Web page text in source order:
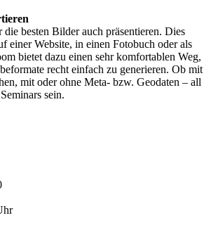
besten Bilder auch präsentieren. Dies
einer Website, in einen Fotobuch oder als
bietet dazu einen sehr komfortablen Weg,
recht einfach zu generieren. Ob mit
mit oder ohne Meta- bzw. Geodaten – all
sein.